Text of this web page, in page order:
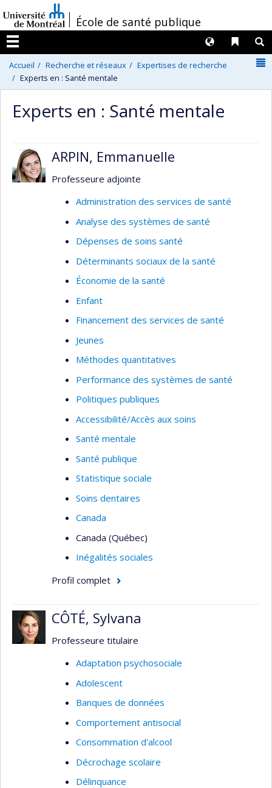
au
contenu
/École de santé publique
Menu
Liens
Langues
Accueil Recherche et réseaux
Expertises de recherche
Experts en : Santé mentale
Experts en : Santé mentale
ARPIN, Emmanuelle
Professeure adjointe
Administration des services de santé
Analyse des systèmes de santé
Dépenses de soins santé
Déterminants sociaux de la santé
Économie de la santé
Enfant
Financement des services de santé
Jeunes
Méthodes quantitatives
Performance des systèmes de santé
Politiques publiques
Accessibilité/Accès aux soins
Santé mentale
Santé publique
Statistique sociale
Soins dentaires
Canada
Canada (Québec)
Inégalités sociales
Profil complet
CÔTÉ, Sylvana
Professeure titulaire
Adaptation psychosociale
Adolescent
Banques de données
Comportement antisocial
Consommation d'alcool
Décrochage scolaire
Délinquance